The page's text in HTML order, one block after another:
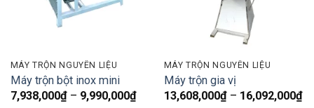
MÁY TRỘN NGUYÊN LIỆU
Máy trộn bột inox mini
7,938,000₫ – 9,990,000₫Khoảng
MÁY TRỘN NGUYÊN LIỆU
Máy trộn gia vị
13,608,000₫ – 16,092,000₫